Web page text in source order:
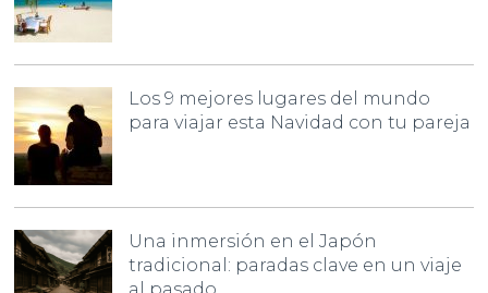
Los 9 mejores lugares del mundo
para viajar esta Navidad con tu pareja
Una inmersión en el Japón
tradicional: paradas clave en un viaje